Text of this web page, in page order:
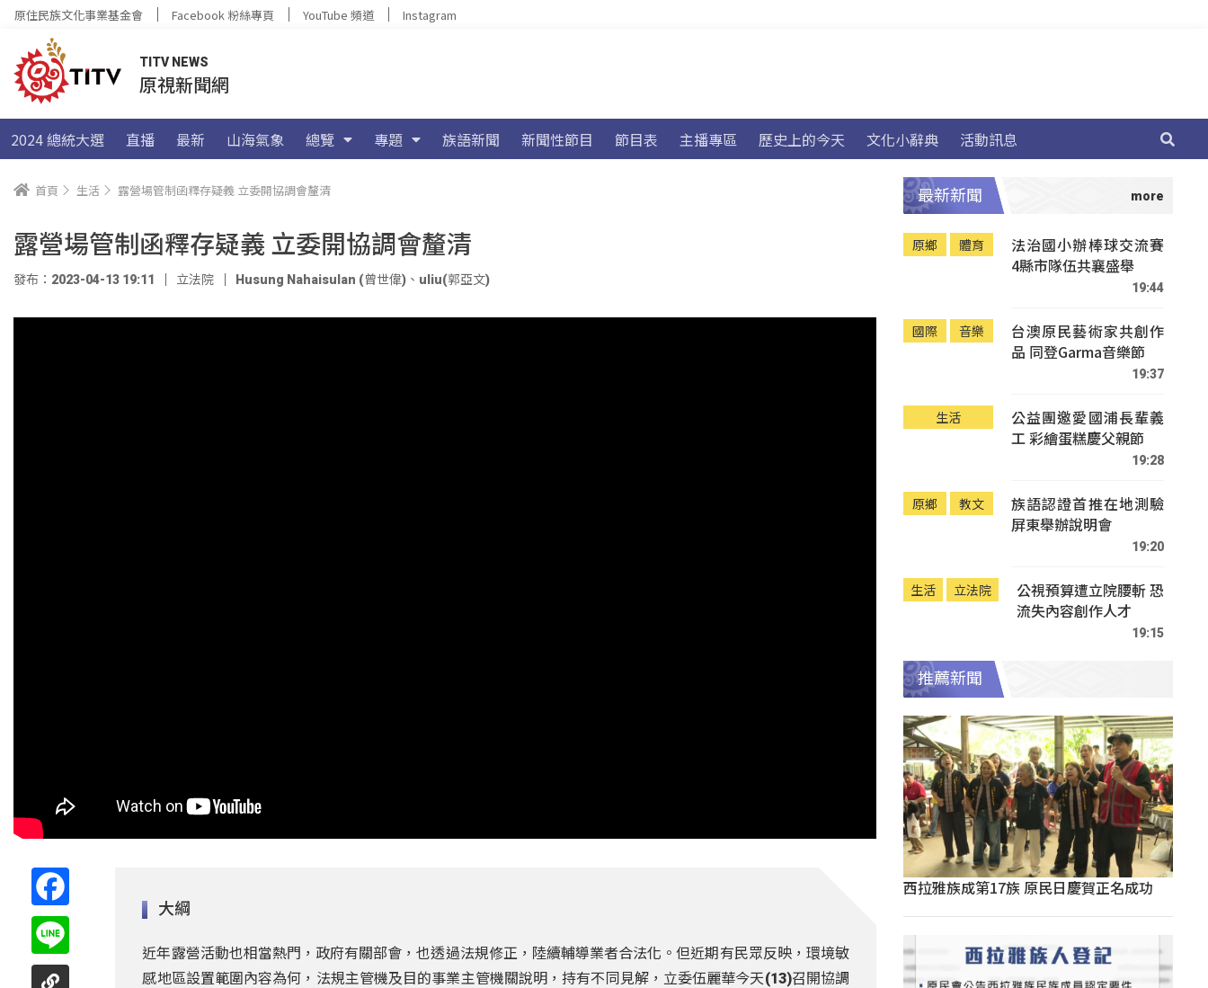
原住民族文化事業基金會 Facebook 粉絲專頁 YouTube 頻道 Instagram
TITV NEWS
原視新聞網
2024 總統大選 直播 最新 山海氣象 總覽 專題 族語新聞 新聞性節目 節目表 主播專區 歷史上的今天 文化小辭典 活動訊息
首頁 生活 露營場管制函釋存疑義 立委開協調會釐清
露營場管制函釋存疑義 立委開協調會釐清
發布：2023-04-13 19:11 立法院 Husung Nahaisulan (曾世偉) 、 uliu(郭亞文)
大綱
近年露營活動也相當熱門，政府有關部會，也透過法規修正，陸續輔導業者合法化。但近期有民眾反映，環境敏
感地區設置範圍內容為何，法規主管機及目的事業主管機關說明，持有不同見解，立委伍麗華今天(13)召開協調
最新新聞
原鄉 體育
法治國小辦棒球交流賽
4縣市隊伍共襄盛舉
19:44
國際 音樂
台澳原民藝術家共創作
品 同登Garma音樂節
19:37
生活
公益團邀愛國浦長輩義
工 彩繪蛋糕慶父親節
19:28
原鄉 教文
族語認證首推在地測驗
屏東舉辦說明會
19:20
生活 立法院
公視預算遭立院腰斬 恐
流失內容創作人才
19:15
推薦新聞
西拉雅族成第17族 原民日慶賀正名成功